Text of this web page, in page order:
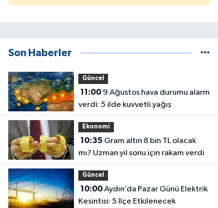
Son Haberler
Güncel
11:009 Ağustos hava durumu alarm
verdi: 5 ilde kuvvetli yağış
Ekonomi
10:35
mı? Uzman yıl sonu için rakam verdi
Güncel
10:00Aydın’da Pazar Günü Elektrik
Kesintisi: 5 İlçe Etkilenecek